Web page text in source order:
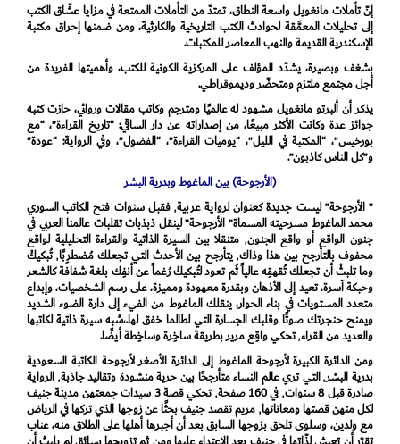
إنّ تأملات مانغويل واسعة النطاق، تمتدّ من التأملات الممتعة في مزايا عشّاق الكتب
إلى تحليلات المعمَّقة لحوادث الكتب التاريخية والكارثية، ومن ضمنها إحراق مكتبة
الإسكندرية القديمة والنهب المعاصر للمكتبات.
بشغف وبصيرة، يشدّد المؤلف على المركزية الكونية للكتب، وأهميتها الفريدة من
أجل مجتمع ملتزم ومتحضّر وديموقراطي.
يذكر أن ألبرتو مانغويل مشهود له عالميًا ومترجم وكاتب مقالات وروائي، حازت كتبه
جوائز عدة وكانت الأكثر مبيعًا، من إصداراته عن دار الساقي: “تاريخ القراءة”، “مع
بورخيس”، “المكتبة في الليل”، “يوميات القراءة”، “الفضول”، وفي الرواية: “عودة”
و”كل الناس كاذبون”.
(الأرجوحة) بين الماغوط وبدرية البشر
” الأرجوحة” ليست جديدة كعنوان لرواية عربية٬ فقبل سنوات فتح الكاتب السوري
محمد الماغوط مسرحيته المسماة” الأرجوحة” لينقل ذبذبات تقلبات عالمنا العربي في
جنون الواقع أو واقع الجنون٬ متنقلا بين السيرة الذاتية والقراءة التحليلية لواقع
محفوف بالتأرجح بين هذا وذاك٬ يتأرجح بين الأحدث التي تجعلك مُضطرِبًا٬ تُبكيكْ
وما تلبثْ أن تجعلك تُقهقِه عالياً ثُم تعود لتُبكيكْ رُغماً عن أنفِك بلغة شفافة كالشعر
وحبكة آسرة، تعيد إلى الأذهان وبقدرة معهودة ومميزة، على رسم الشخصيات، وإبداع
متعدد المستويات في بناء الحوار، ينقلك الماغوط من الفيء إلى دارة الضوء الشديد
ويمنح حنجرتك صوتًا وقلبك الجسارة التي لطالما خفق لها.،شبه سيرة ذاتية لكاتبها
والعديد من القراء٬ تحكي واقِع مرير بطريقة ساخِرة وساخِطة أيضًا.
ومن الدائرة الكبيرة لأرجوحة الماغوط إلى الدائرة الأصغر لأرجوحة الكاتبة السعودية
بدرية البشر٬ التي تري عالم النساء متأرجحًا بين حرية منشودة وتقاليد جاذبة٬ الرواية
صادرة قبل 8 سنوات٬ في 160 صفحة٬ تحكي قصة 3 سيدات جمعتهن مدينة جنيف
لكل منهن قصتها ومعاناتها٬ مريم تقصد جنيف بحثًا عن زوجها الذي تركها في الرياض
مع ولدين، وسلوى تلحق بزوجها السابق بعد أن أجبرها أهلها على الطلاق منه، عناب